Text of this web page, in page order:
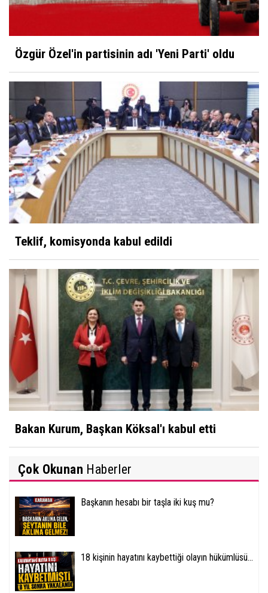
Özgür Özel'in partisinin adı 'Yeni Parti' oldu
Teklif, komisyonda kabul edildi
Bakan Kurum, Başkan Köksal'ı kabul etti
Çok Okunan Haberler
Başkanın hesabı bir taşla iki kuş mu?
18 kişinin hayatını kaybettiği olayın hükümlüsü...